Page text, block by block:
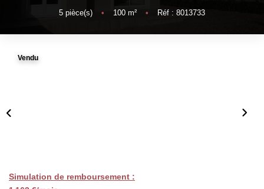
ESTIMATION
CONTACT
5 pièce(s) • 100 m² • Réf : 8013733
Vendu
Simulation de remboursement :